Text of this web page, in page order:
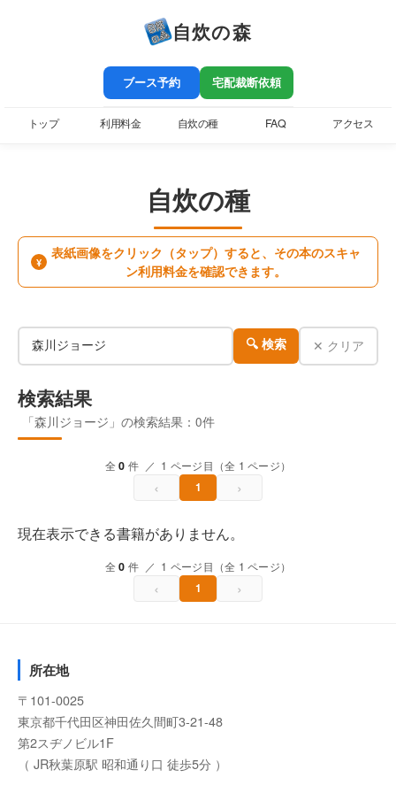
自炊の森
ブース予約 宅配裁断依頼
トップ 利用料金 自炊の種 FAQ アクセス
自炊の種
¥
表紙画像をクリック（タップ）すると、その本のスキャ
ン利用料金を確認できます。
🔍 検索 ✕ クリア
検索結果
「森川ジョージ」の検索結果：0件
全0 件 ／ 1 ページ目（全 1 ページ）
‹ 1 ›
現在表示できる書籍がありません。
全0 件 ／ 1 ページ目（全 1 ページ）
‹ 1 ›
所在地
〒101-0025
東京都千代田区神田佐久間町3-21-48
第2スヂノビル1F
（ JR秋葉原駅 昭和通り口 徒歩5分 ）